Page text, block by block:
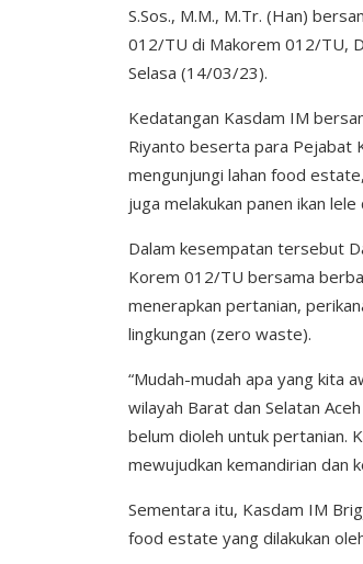
S.Sos., M.M., M.Tr. (Han)
012/TU di Makorem 012/TU,
Selasa (14/03/23).
Kedatangan Kasdam IM
Riyanto beserta para Pejabat
mengunjungi lahan food
juga melakukan panen ikan
Dalam kesempatan tersebut
Korem 012/TU bersama
menerapkan pertanian,
lingkungan (zero waste).
“Mudah-mudah apa yang kita
wilayah Barat dan Selatan
belum dioleh untuk pertanian.
mewujudkan kemandirian dan
Sementara itu, Kasdam IM
food estate yang dilakukan